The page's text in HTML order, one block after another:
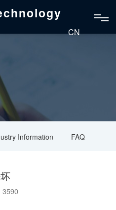
CN
Information FAQ